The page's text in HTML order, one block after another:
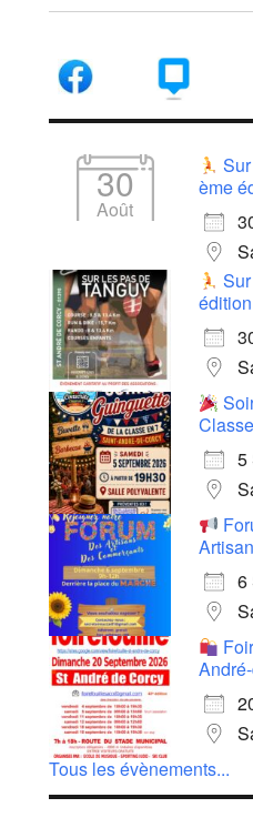
30
Août
ème
5
6
Tous les évènements...